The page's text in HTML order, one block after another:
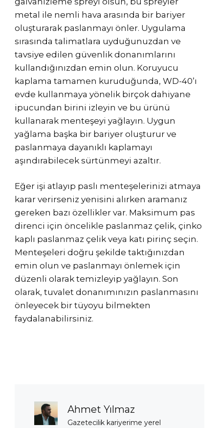
metal ile nemli hava arasında bir bariyer
oluşturarak paslanmayı önler. Uygulama
sırasında talimatlara uyduğunuzdan ve
tavsiye edilen güvenlik donanımlarını
kullandığınızdan emin olun. Koruyucu
kaplama tamamen kuruduğunda, WD-40’ı
evde kullanmaya yönelik birçok dahiyane
ipucundan birini izleyin ve bu ürünü
kullanarak menteşeyi yağlayın. Uygun
yağlama başka bir bariyer oluşturur ve
paslanmaya dayanıklı kaplamayı
aşındırabilecek sürtünmeyi azaltır.
Eğer işi atlayıp paslı menteşelerinizi atmaya
karar verirseniz yenisini alırken aramanız
gereken bazı özellikler var. Maksimum pas
direnci için öncelikle paslanmaz çelik, çinko
kaplı paslanmaz çelik veya katı pirinç seçin.
Menteşeleri doğru şekilde taktığınızdan
emin olun ve paslanmayı önlemek için
düzenli olarak temizleyip yağlayın. Son
olarak, tuvalet donanımınızın paslanmasını
önleyecek bir tüyoyu bilmekten
faydalanabilirsiniz.
Ahmet Yılmaz
Gazetecilik kariyerime yerel